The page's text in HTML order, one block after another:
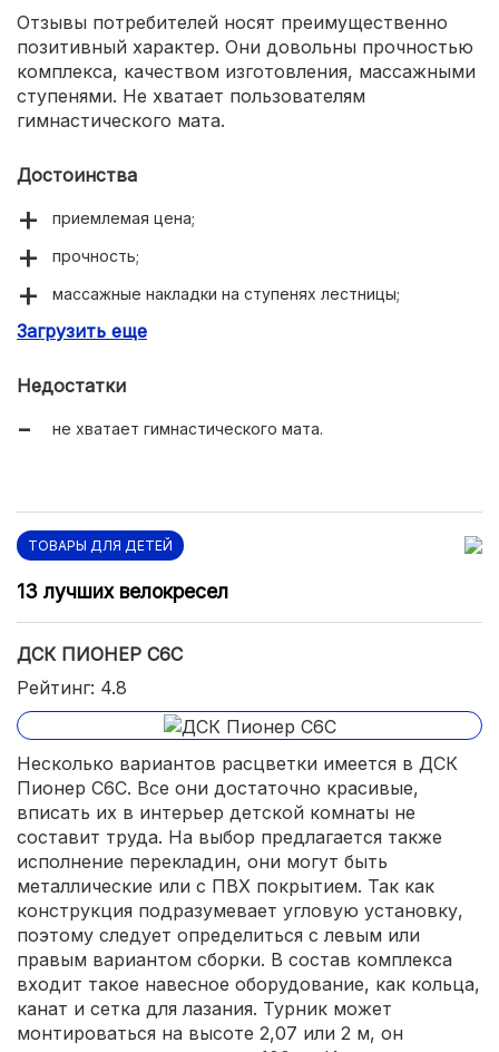
Отзывы потребителей носят преимущественно
позитивный характер. Они довольны прочностью
комплекса, качеством изготовления, массажными
ступенями. Не хватает пользователям
гимнастического мата.
Достоинства
приемлемая цена;
прочность;
массажные накладки на ступенях лестницы;
качественное изготовление.
Загрузить еще
Недостатки
не хватает гимнастического мата.
ТОВАРЫ ДЛЯ ДЕТЕЙ
13 лучших велокресел
ДСК ПИОНЕР С6С
Рейтинг: 4.8
Несколько вариантов расцветки имеется в ДСК
Пионер С6С. Все они достаточно красивые,
вписать их в интерьер детской комнаты не
составит труда. На выбор предлагается также
исполнение перекладин, они могут быть
металлические или с ПВХ покрытием. Так как
конструкция подразумевает угловую установку,
поэтому следует определиться с левым или
правым вариантом сборки. В состав комплекса
входит такое навесное оборудование, как кольца,
канат и сетка для лазания. Турник может
монтироваться на высоте 2,07 или 2 м, он